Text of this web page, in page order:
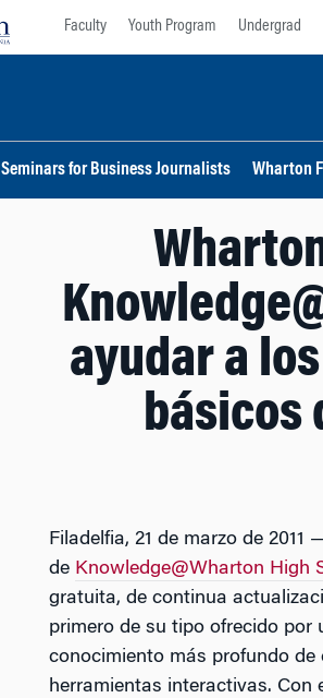
Faculty Youth Program Undergrad
Seminars for Business Journalists Wharton
ayudar a
básicos
Filadelfia, 21 de marzo de
de Knowledge@Wharton High
gratuita, de continua
primero de su tipo ofrecido por
conocimiento más profundo
herramientas interactivas. Con